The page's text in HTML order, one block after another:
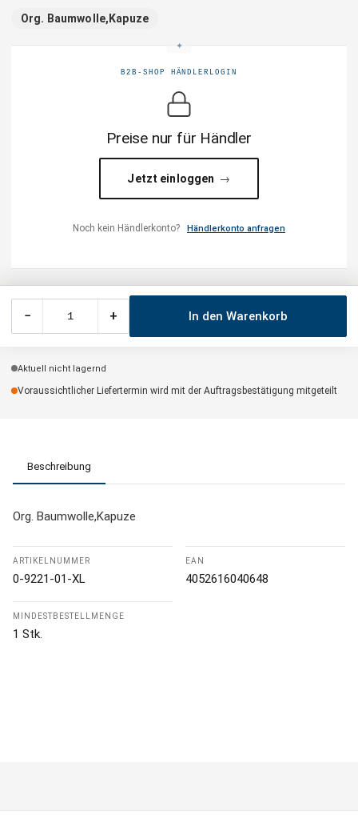
Org. Baumwolle,Kapuze
B2B-SHOP HÄNDLERLOGIN
Preise nur für Händler
Jetzt einloggen
Noch kein Händlerkonto? Händlerkonto anfragen
− + In den Warenkorb
Aktuell nicht lagernd
Voraussichtlicher Liefertermin wird mit der Auftragsbestätigung mitgeteilt
Beschreibung
Org. Baumwolle,Kapuze
ARTIKELNUMMER
0-9221-01-XL
EAN
4052616040648
MINDESTBESTELLMENGE
1 Stk.